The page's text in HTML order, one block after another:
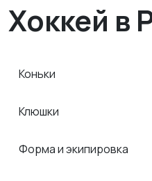
Хоккей в
Коньки
Клюшки
Форма и экипировка